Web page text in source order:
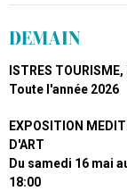
DEMAIN
ISTRES TOURISME,
Toute l'année 2026
EXPOSITION
D'ART
Du samedi 16 mai
18:00